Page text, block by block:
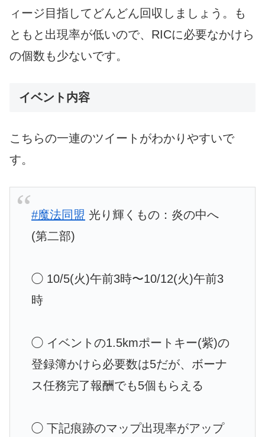
ィージ目指してどんどん回収しましょう。も
ともと出現率が低いので、RICに必要なかけら
の個数も少ないです。
イベント内容
こちらの一連のツイートがわかりやすいで
す。
#魔法同盟 光り輝くもの：炎の中へ
(第二部)
◯ 10/5(火)午前3時〜10/12(火)午前3
時
◯ イベントの1.5kmポートキー(紫)の
登録簿かけら必要数は5だが、ボーナ
ス任務完了報酬でも5個もらえる
◯ 下記痕跡のマップ出現率がアップ